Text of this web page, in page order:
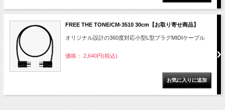
FREE THE TONE/CM-3510 30cm【お取り寄せ商品】
オリジナル設計の360度対応小型L型プラグMIDIケーブル
価格： 2,640円(税込)